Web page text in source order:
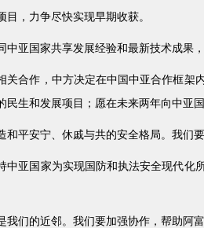
目，力争尽快实现早期收获。
中亚国家共享发展经验和最新技术成果
关合作，中方决定在中国中亚合作框架
民生和发展项目；愿在未来两年向中亚国
和平安宁、休戚与共的安全格局。我们
中亚国家为实现国防和执法安全现代化
我们的近邻。我们要加强协作，帮助阿